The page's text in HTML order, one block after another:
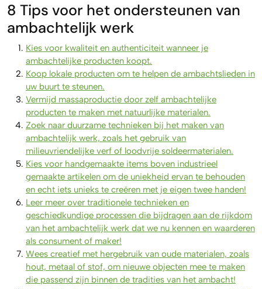
8 Tips voor het ondersteunen van
ambachtelijk werk
Kies voor kwaliteit en authenticiteit wanneer je
ambachtelijke producten koopt.
Koop lokale producten om te helpen de ambachtslieden in
uw buurt te steunen.
Vermijd massaproductie door zelf ambachtelijke
producten te maken met natuurlijke materialen.
Zoek naar duurzame technieken bij het maken van
ambachtelijk werk, zoals het gebruik van
milieuvriendelijke verf of loodvrije soldeermaterialen.
Kies voor handgemaakte items boven industrieel
gemaakte artikelen om de uniekheid ervan te behouden
en echt iets unieks te creëren met je eigen twee handen!
Leer meer over traditionele technieken en
geschiedkundige processen die bijdragen aan de rijkdom
van het ambachtelijk werk dat we nu kennen en waarderen
als consument of maker!
Wees creatief met hergebruik van oude materialen, zoals
hout, metaal of stof, om nieuwe objecten mee te maken
die passend zijn binnen de tradities van het ambacht!